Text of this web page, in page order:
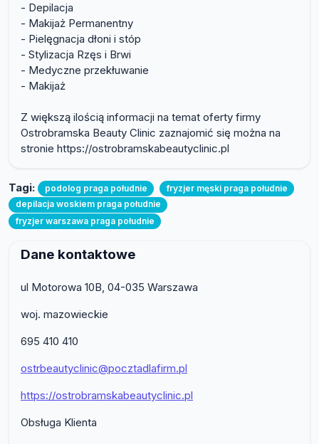
- Depilacja
- Makijaż Permanentny
- Pielęgnacja dłoni i stóp
- Stylizacja Rzęs i Brwi
- Medyczne przekłuwanie
- Makijaż
Z większą ilością informacji na temat oferty firmy
Ostrobramska Beauty Clinic zaznajomić się można na
stronie https://ostrobramskabeautyclinic.pl
Tagi: podolog praga południe
fryzjer męski praga południe
depilacja woskiem praga południe
fryzjer warszawa praga południe
Dane kontaktowe
ul Motorowa 10B, 04-035 Warszawa
woj. mazowieckie
695 410 410
ostrbeautyclinic@pocztadlafirm.pl
https://ostrobramskabeautyclinic.pl
Obsługa Klienta